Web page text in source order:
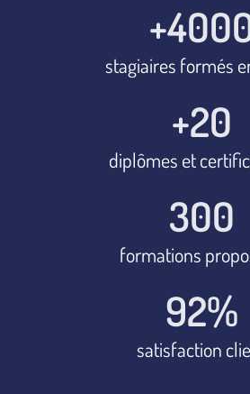
stagiaires formés
+
diplômes et
+20
formations
300
satisfaction
92%